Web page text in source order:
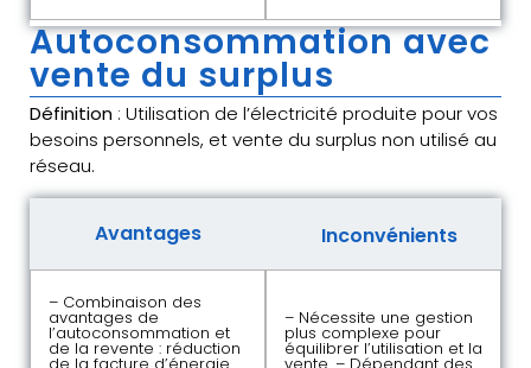
Autoconsommation avec
vente du surplus
Définition : Utilisation de l’électricité produite pour vos
besoins personnels, et vente du surplus non utilisé au
réseau.
Avantages Inconvénients
– Combinaison des
avantages de
l’autoconsommation et
de la revente : réduction
– Nécessite une gestion
plus complexe pour
équilibrer l’utilisation et la